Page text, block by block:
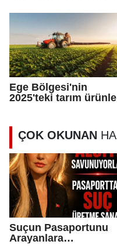
dönemi
Ege Bölgesi'nin
2025'teki tarım
ÇOK OKUNAN
Suçun Pasaportunu
Arayanlara…